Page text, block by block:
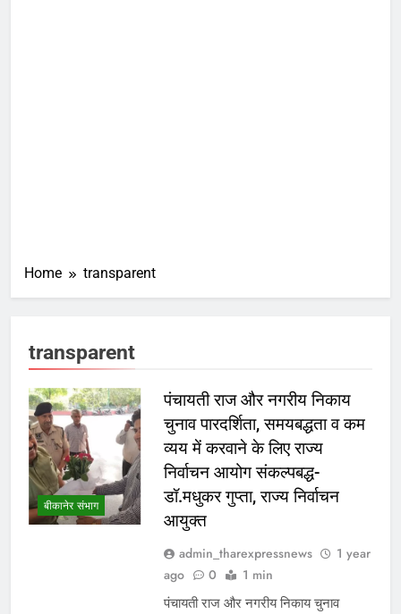
Home transparent
transparent
बीकानेर संभाग
पंचायती राज और नगरीय निकाय
चुनाव पारदर्शिता, समयबद्धता व कम
व्यय में करवाने के लिए राज्य
निर्वाचन आयोग संकल्पबद्ध-
डॉ.मधुकर गुप्ता, राज्य निर्वाचन
आयुक्त
admin_tharexpressnews
1 year
ago
0 1 min
पंचायती राज और नगरीय निकाय चुनाव